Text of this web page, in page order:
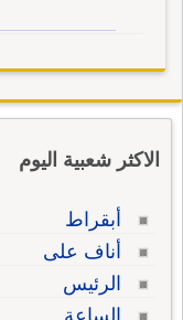
الاكثر شعبية اليوم
أبقراط
أناف على
الرئيس